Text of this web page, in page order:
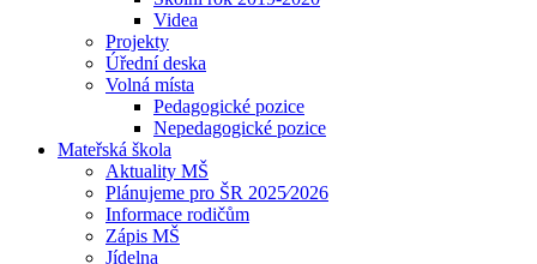
Videa
Projekty
Úřední deska
Volná místa
Pedagogické pozice
Nepedagogické pozice
Mateřská škola
Aktuality MŠ
Plánujeme pro ŠR 2025⁄2026
Informace rodičům
Zápis MŠ
Jídelna